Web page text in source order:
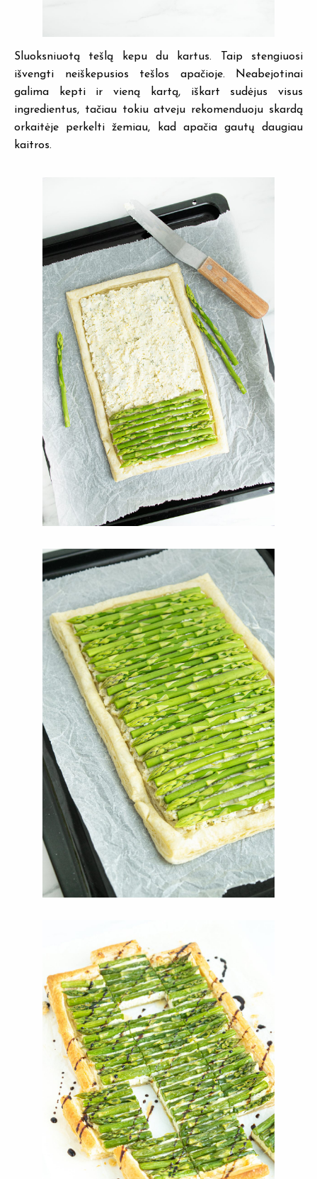
Sluoksniuotą tešlą kepu du kartus. Taip stengiuosi
išvengti neiškepusios tešlos apačioje. Neabejotinai
galima kepti ir vieną kartą, iškart sudėjus visus
ingredientus, tačiau tokiu atveju rekomenduoju skardą
orkaitėje perkelti žemiau, kad apačia gautų daugiau
kaitros.